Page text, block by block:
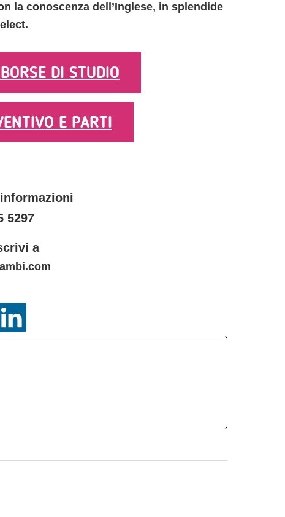
la conoscenza dell’Inglese, in splendide
DI STUDIO
E PARTI
5297
a